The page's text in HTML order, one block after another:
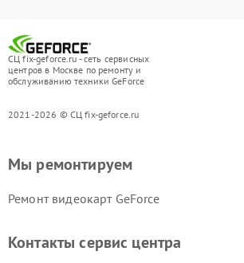
СЦ fix-geforce.ru - сеть сервисных
центров в Москве по ремонту и
обслуживанию техники GeForce
2021-2026 © СЦ fix-geforce.ru
Мы ремонтируем
Ремонт видеокарт GeForce
Контакты сервис центра